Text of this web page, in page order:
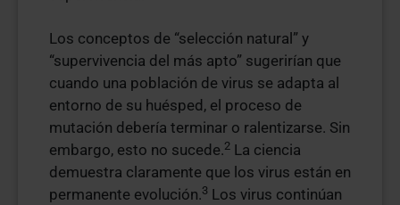
Los conceptos de “selección natural” y
“supervivencia del más apto” sugerirían que
cuando una población de virus se adapta al
entorno de su huésped, el proceso de
mutación debería terminar o ralentizarse. Sin
embargo, esto no sucede.2 La ciencia
demuestra claramente que los virus están en
permanente evolución.3 Los virus continúan